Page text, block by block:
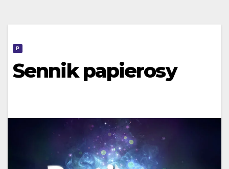
P
Sennik papierosy